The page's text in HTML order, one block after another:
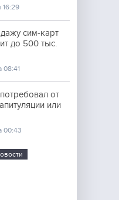
16:29
сим-карт
до 500 тыс.
08:41
от
или
00:43